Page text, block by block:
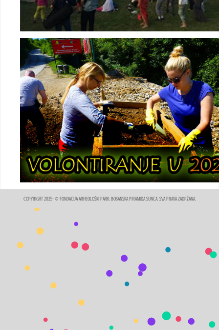
COPYRIGHT 2025- © FONDACIJA ARHEOLOŠKI PARK: BOSANSKA PIRAMIDA SUNCA. SVA PRAVA ZADRŽANA.